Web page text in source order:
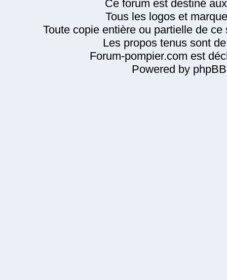
Ce forum est destiné
Tous les logos et
Toute copie entière ou partielle de
Les propos tenus sont
Forum-pompier.com est
Powered by